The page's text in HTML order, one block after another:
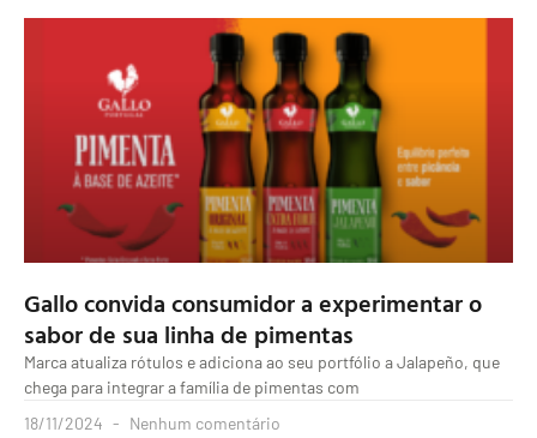
Gallo convida consumidor a experimentar o
sabor de sua linha de pimentas
Marca atualiza rótulos e adiciona ao seu portfólio a Jalapeño, que
chega para integrar a família de pimentas com
18/11/2024
Nenhum comentário